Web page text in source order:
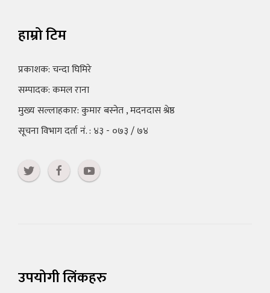
हाम्रो टिम
प्रकाशक: चन्दा घिमिरे
सम्पादक: कमल राना
मुख्य सल्लाहकार: कुमार बस्नेत , मदनदास श्रेष्ठ
सूचना विभाग दर्ता नं. : ४३ - ०७३ / ७४
उपयोगी लिंकहरु